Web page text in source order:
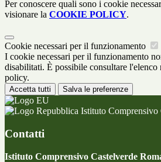
Per conoscere quali sono i cookie
visionare la COOKIE POLICY.
Cookie necessari per il funzionamento
I cookie necessari per il funzionamento
disabilitati. È possibile consultare
policy.
Accetta tutti Salva le preferenze
Istituto Comprensivo
Contatti
Istituto Comprensivo Castelverde